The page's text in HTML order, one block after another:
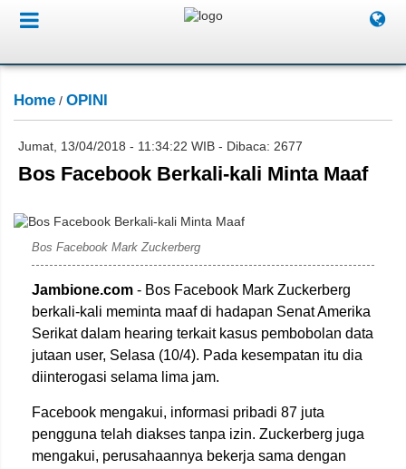
Home / OPINI
Jumat, 13/04/2018 - 11:34:22 WIB - Dibaca: 2677
Bos Facebook Berkali-kali Minta Maaf
Bos Facebook Mark Zuckerberg
Jambione.com - Bos Facebook Mark Zuckerberg
berkali-kali meminta maaf di hadapan Senat Amerika
Serikat dalam hearing terkait kasus pembobolan data
jutaan user, Selasa (10/4). Pada kesempatan itu dia
diinterogasi selama lima jam.
Facebook mengakui, informasi pribadi 87 juta
pengguna telah diakses tanpa izin. Zuckerberg juga
mengakui, perusahaannya bekerja sama dengan